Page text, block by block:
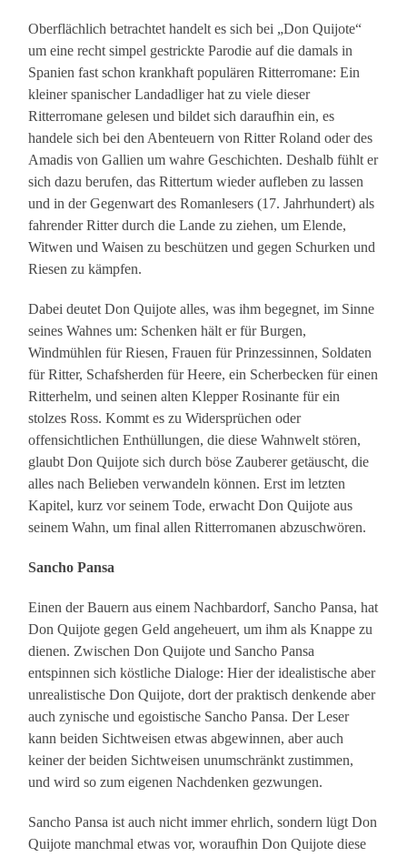
Oberflächlich betrachtet handelt es sich bei „Don Quijote“
um eine recht simpel gestrickte Parodie auf die damals in
Spanien fast schon krankhaft populären Ritterromane: Ein
kleiner spanischer Landadliger hat zu viele dieser
Ritterromane gelesen und bildet sich daraufhin ein, es
handele sich bei den Abenteuern von Ritter Roland oder des
Amadis von Gallien um wahre Geschichten. Deshalb fühlt er
sich dazu berufen, das Rittertum wieder aufleben zu lassen
und in der Gegenwart des Romanlesers (17. Jahrhundert) als
fahrender Ritter durch die Lande zu ziehen, um Elende,
Witwen und Waisen zu beschützen und gegen Schurken und
Riesen zu kämpfen.
Dabei deutet Don Quijote alles, was ihm begegnet, im Sinne
seines Wahnes um: Schenken hält er für Burgen,
Windmühlen für Riesen, Frauen für Prinzessinnen, Soldaten
für Ritter, Schafsherden für Heere, ein Scherbecken für einen
Ritterhelm, und seinen alten Klepper Rosinante für ein
stolzes Ross. Kommt es zu Widersprüchen oder
offensichtlichen Enthüllungen, die diese Wahnwelt stören,
glaubt Don Quijote sich durch böse Zauberer getäuscht, die
alles nach Belieben verwandeln können. Erst im letzten
Kapitel, kurz vor seinem Tode, erwacht Don Quijote aus
seinem Wahn, um final allen Ritterromanen abzuschwören.
Sancho Pansa
Einen der Bauern aus einem Nachbardorf, Sancho Pansa, hat
Don Quijote gegen Geld angeheuert, um ihm als Knappe zu
dienen. Zwischen Don Quijote und Sancho Pansa
entspinnen sich köstliche Dialoge: Hier der idealistische aber
unrealistische Don Quijote, dort der praktisch denkende aber
auch zynische und egoistische Sancho Pansa. Der Leser
kann beiden Sichtweisen etwas abgewinnen, aber auch
keiner der beiden Sichtweisen unumschränkt zustimmen,
und wird so zum eigenen Nachdenken gezwungen.
Sancho Pansa ist auch nicht immer ehrlich, sondern lügt Don
Quijote manchmal etwas vor, woraufhin Don Quijote diese